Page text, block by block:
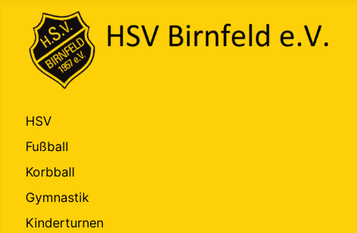
HSV
Fußball
Korbball
Gymnastik
Kinderturnen